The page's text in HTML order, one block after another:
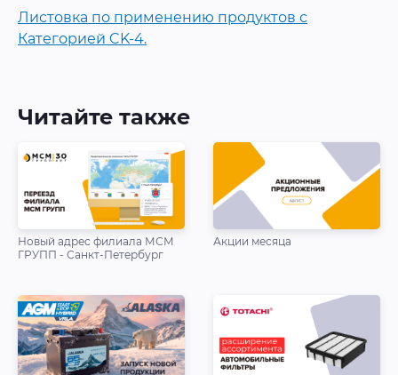
Листовка по применению продуктов с
Категорией CK-4.
Читайте также
Новый адрес филиала МСМ
ГРУПП - Санкт-Петербург
Акции месяца